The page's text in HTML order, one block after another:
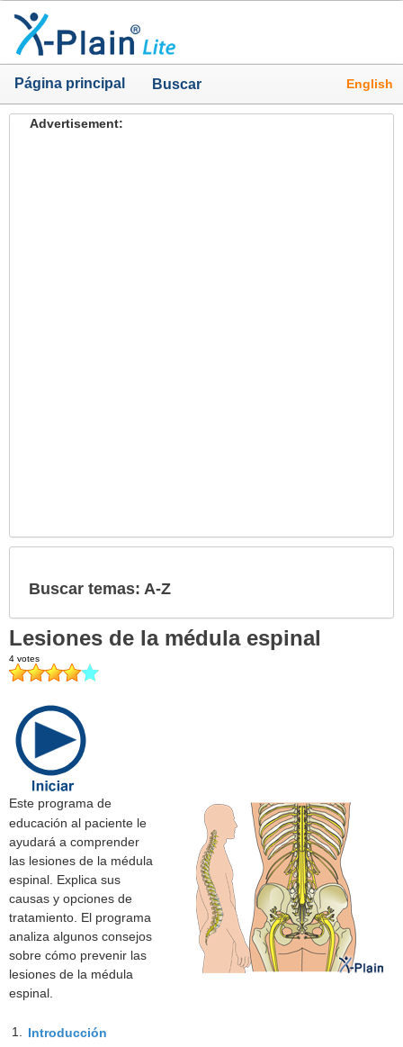
Página principal Buscar English
Advertisement:
Buscar temas: A-Z
Lesiones de la médula espinal
Este programa de
educación al paciente le
ayudará a comprender
las lesiones de la médula
espinal. Explica sus
causas y opciones de
tratamiento. El programa
analiza algunos consejos
sobre cómo prevenir las
lesiones de la médula
espinal.
1. Introducción